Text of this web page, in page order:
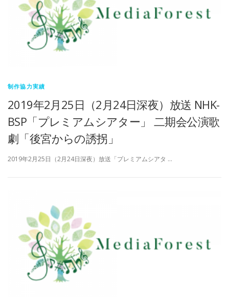
制作協力実績
2019年2月25日（2月24日深夜）放送 NHK-
BSP「プレミアムシアター」 二期会公演歌
劇「後宮からの誘拐」
2019年2月25日（2月24日深夜）放送「プレミアムシアタ …